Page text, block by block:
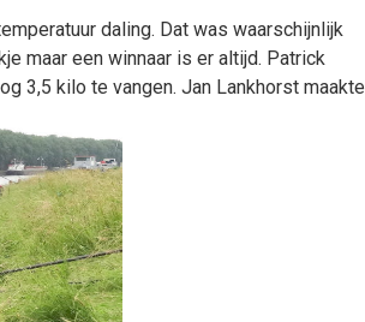
daling. Dat was waarschijnlijk
maar een winnaar is er altijd. Patrick
3,5 kilo te vangen. Jan Lankhorst maakte